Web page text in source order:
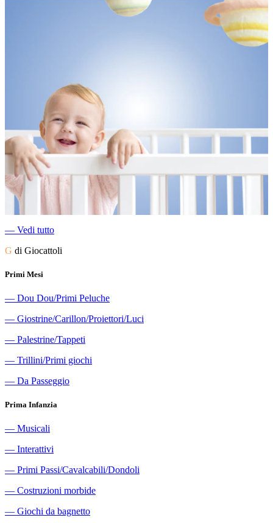
― Vedi tutto
G di Giocattoli
Primi Mesi
― Dou Dou/Primi Peluche
― Giostrine/Carillon/Proiettori/Luci
― Palestrine/Tappeti
― Trillini/Primi giochi
― Da Passeggio
Prima Infanzia
― Musicali
― Interattivi
― Primi Passi/Cavalcabili/Dondoli
― Costruzioni morbide
― Giochi da bagnetto